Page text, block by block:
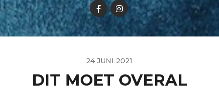
24 JUNI 2021
DIT MOET OVERAL